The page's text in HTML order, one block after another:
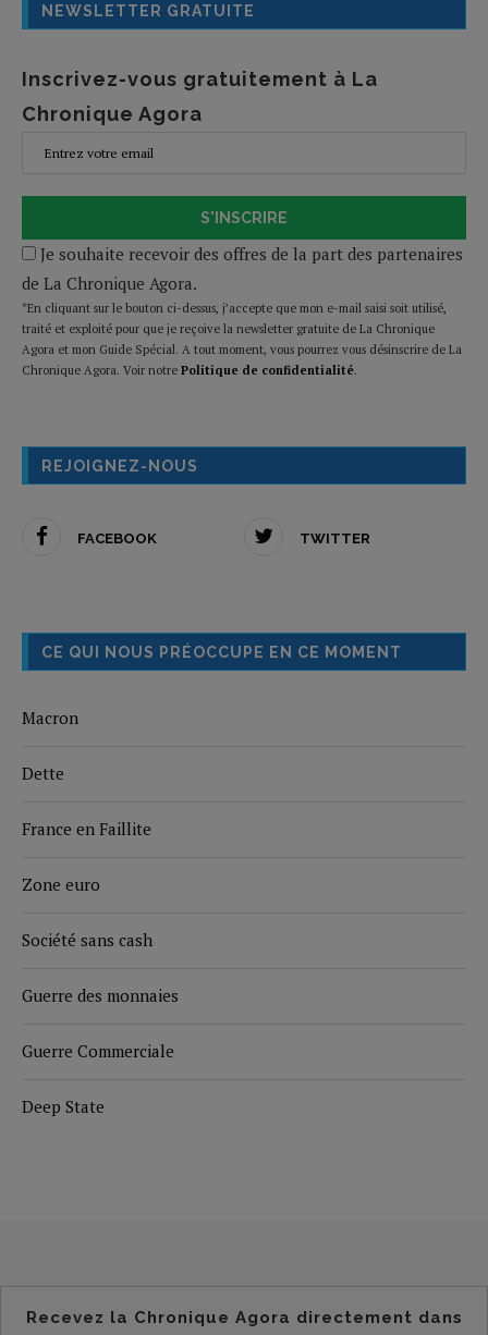
NEWSLETTER GRATUITE
Inscrivez-vous gratuitement à La
Chronique Agora
S'INSCRIRE
Je souhaite recevoir des offres de la part des partenaires
de La Chronique Agora.
*En cliquant sur le bouton ci-dessus, j’accepte que mon e-mail saisi soit utilisé,
traité et exploité pour que je reçoive la newsletter gratuite de La Chronique
Agora et mon Guide Spécial. A tout moment, vous pourrez vous désinscrire de La
Chronique Agora. Voir notre Politique de confidentialité.
REJOIGNEZ-NOUS
FACEBOOK TWITTER
CE QUI NOUS PRÉOCCUPE EN CE MOMENT
Macron
Dette
France en Faillite
Zone euro
Société sans cash
Guerre des monnaies
Guerre Commerciale
Deep State
Recevez la Chronique Agora directement dans